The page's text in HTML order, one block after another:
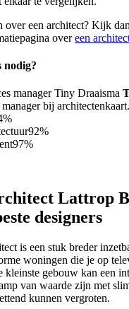
over een architect? Kijk
overeen
nodig?
bij
92%
97%
Lattrop
designers
is een stuk breder
woningen die je op
kleinste gebouw kan een
van waarde zijn met
kunnen vergroten.